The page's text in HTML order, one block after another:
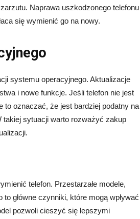
Naprawa uszkodzonego telefonu
się wymienić go na nowy.
systemu operacyjnego. Aktualizacje
i nowe funkcje. Jeśli telefon nie jest
to oznaczać, że jest bardziej podatny na
sytuacji warto rozważyć zakup
telefon. Przestarzałe modele,
główne czynniki, które mogą wpływać
pozwoli cieszyć się lepszymi